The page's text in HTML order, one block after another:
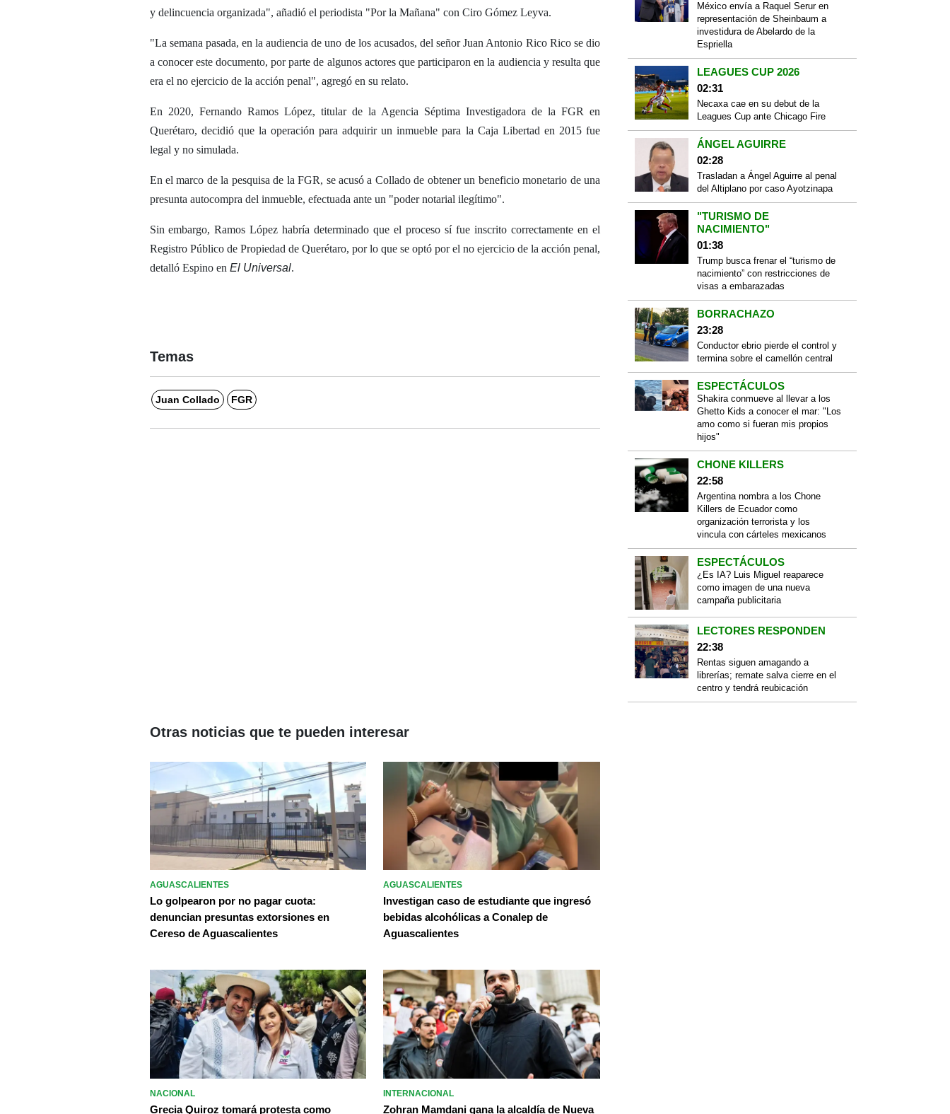
y delincuencia organizada", añadió el periodista "Por la Mañana" con Ciro Gómez Leyva.
"La semana pasada, en la audiencia de uno de los acusados, del señor Juan Antonio Rico Rico se dio
a conocer este documento, por parte de algunos actores que participaron en la audiencia y resulta que
era el no ejercicio de la acción penal", agregó en su relato.
En 2020, Fernando Ramos López, titular de la Agencia Séptima Investigadora de la FGR en
Querétaro, decidió que la operación para adquirir un inmueble para la Caja Libertad en 2015 fue
legal y no simulada.
En el marco de la pesquisa de la FGR, se acusó a Collado de obtener un beneficio monetario de una
presunta autocompra del inmueble, efectuada ante un "poder notarial ilegítimo".
Sin embargo, Ramos López habría determinado que el proceso sí fue inscrito correctamente en el
Registro Público de Propiedad de Querétaro, por lo que se optó por el no ejercicio de la acción penal,
detalló Espino en El Universal.
Temas
Juan Collado FGR
México envía a Raquel Serur en
representación de Sheinbaum a
investidura de Abelardo de la
Espriella
LEAGUES CUP 2026
02:31
Necaxa cae en su debut de la
Leagues Cup ante Chicago Fire
ÁNGEL AGUIRRE
02:28
Trasladan a Ángel Aguirre al penal
del Altiplano por caso Ayotzinapa
"TURISMO DE
NACIMIENTO"
01:38
Trump busca frenar el “turismo de
nacimiento” con restricciones de
visas a embarazadas
BORRACHAZO
23:28
Conductor ebrio pierde el control y
termina sobre el camellón central
ESPECTÁCULOS
Shakira conmueve al llevar a los
Ghetto Kids a conocer el mar: "Los
amo como si fueran mis propios
hijos"
CHONE KILLERS
22:58
Argentina nombra a los Chone
Killers de Ecuador como
organización terrorista y los
vincula con cárteles mexicanos
ESPECTÁCULOS
¿Es IA? Luis Miguel reaparece
como imagen de una nueva
campaña publicitaria
LECTORES RESPONDEN
22:38
Rentas siguen amagando a
librerías; remate salva cierre en el
centro y tendrá reubicación
Otras noticias que te pueden interesar
AGUASCALIENTES
Lo golpearon por no pagar cuota:
denuncian presuntas extorsiones en
Cereso de Aguascalientes
AGUASCALIENTES
Investigan caso de estudiante que ingresó
bebidas alcohólicas a Conalep de
Aguascalientes
NACIONAL
Grecia Quiroz tomará protesta como
INTERNACIONAL
Zohran Mamdani gana la alcaldía de Nueva